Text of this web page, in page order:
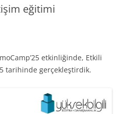
eğitimi
etkinliğinde, Etkili
tarihinde gerçekleştirdik.